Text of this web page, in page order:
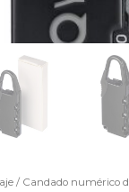
/ Candado numérico